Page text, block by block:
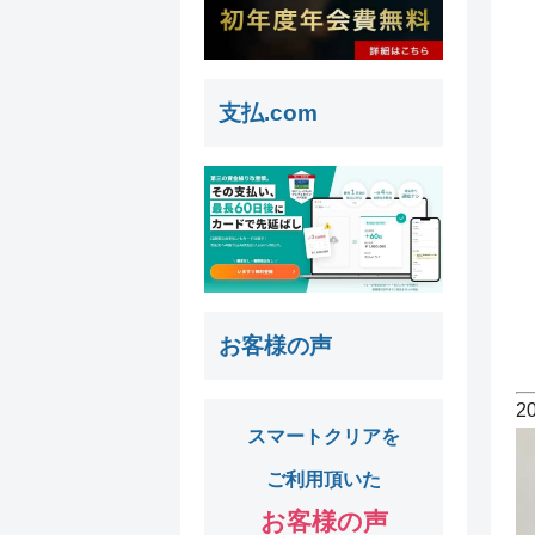
支払.com
お客様の声
スマートクリアを
ご利用頂いた
お客様の声